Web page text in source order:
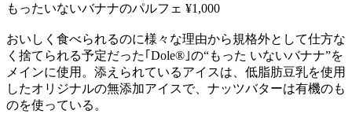
もったいないバナナのパルフェ ¥1,000
おいしく食べられるのに様々な理由から規格外として仕方な
く捨てられる予定だった｢Dole®｣の“もった いないバナナ”を
メインに使用。添えられているアイスは、低脂肪豆乳を使用
したオリジナルの無添加アイスで、ナッツバターは有機のも
のを使っている。